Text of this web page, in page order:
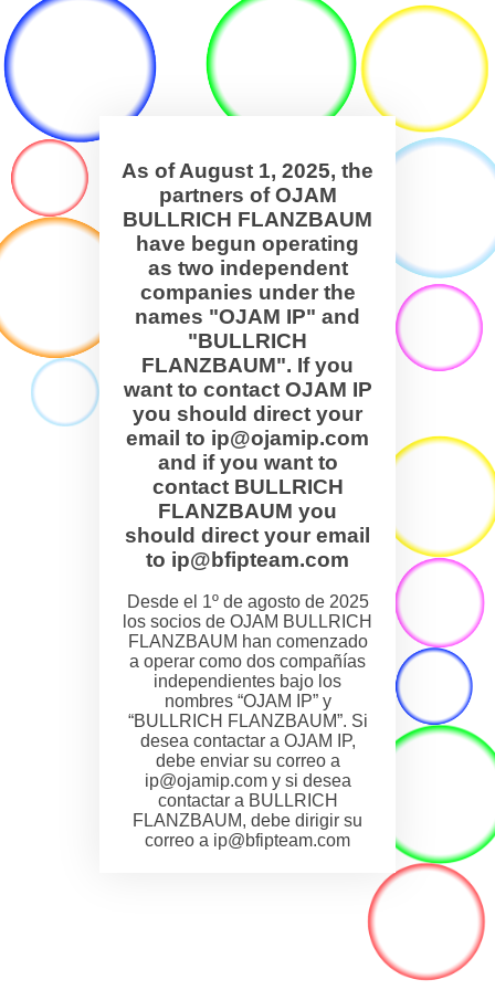
As of August 1, 2025, the
partners of OJAM
BULLRICH FLANZBAUM
have begun operating
as two independent
companies under the
names "OJAM IP" and
"BULLRICH
FLANZBAUM". If you
want to contact OJAM IP
you should direct your
email to ip@ojamip.com
and if you want to
contact BULLRICH
FLANZBAUM you
should direct your email
to ip@bfipteam.com
Desde el 1º de agosto de 2025
los socios de OJAM BULLRICH
FLANZBAUM han comenzado
a operar como dos compañías
independientes bajo los
nombres “OJAM IP” y
“BULLRICH FLANZBAUM”. Si
desea contactar a OJAM IP,
debe enviar su correo a
ip@ojamip.com y si desea
contactar a BULLRICH
FLANZBAUM, debe dirigir su
correo a ip@bfipteam.com